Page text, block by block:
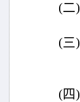
(二)
(三)
(四)